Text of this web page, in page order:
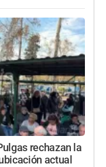
rechazan la
actual